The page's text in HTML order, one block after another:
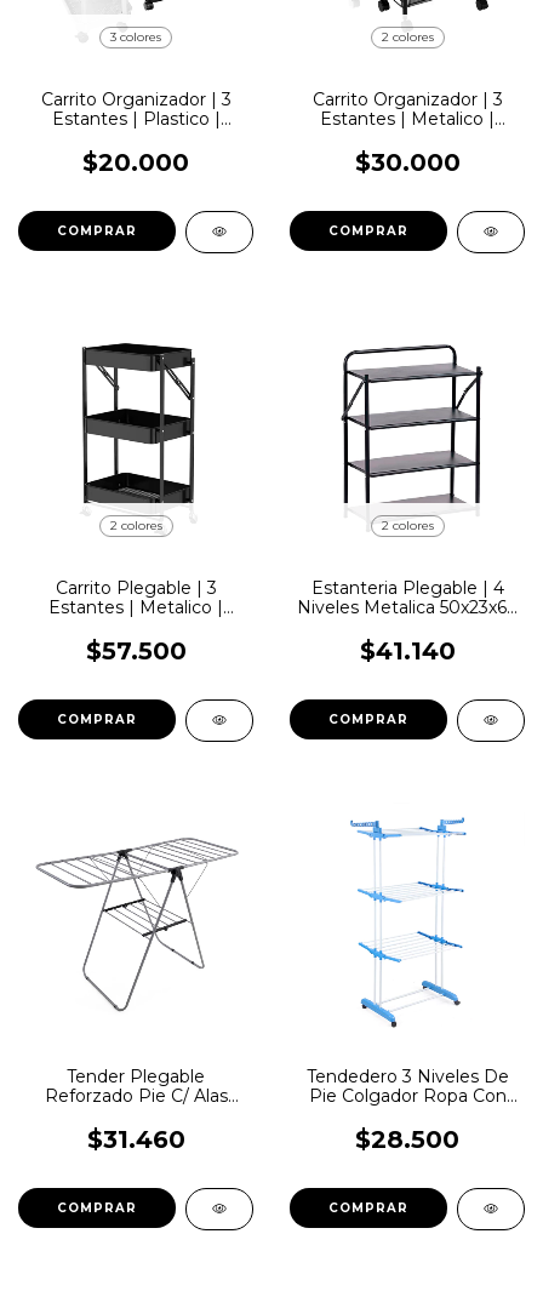
3 colores
Carrito Organizador | 3
Estantes | Plastico |
$20.000
COMPRAR
2 colores
Carrito Organizador | 3
Estantes | Metalico |
$30.000
COMPRAR
2 colores
Carrito Plegable | 3
Estantes | Metalico |
$57.500
COMPRAR
2 colores
Estanteria Plegable | 4
Niveles Metalica 50x23x67
$41.140
COMPRAR
Tender Plegable
Reforzado Pie C/ Alas
$31.460
Tendedero 3 Niveles De
Pie Colgador Ropa Con
$28.500